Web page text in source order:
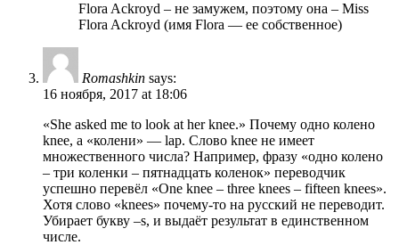
Flora Ackroyd – не замужем, поэтому она – Miss
Flora Ackroyd (имя Flora — ее собственное)
Romashkin says:
16 ноября, 2017 at 18:06
«She asked me to look at her knee.» Почему одно колено
knee, а «колени» — lap. Слово knee не имеет
множественного числа? Например, фразу «одно колено
– три коленки – пятнадцать коленок» переводчик
успешно перевёл «One knee – three knees – fifteen knees».
Хотя слово «knees» почему-то на русский не переводит.
Убирает букву –s, и выдаёт результат в единственном
числе.